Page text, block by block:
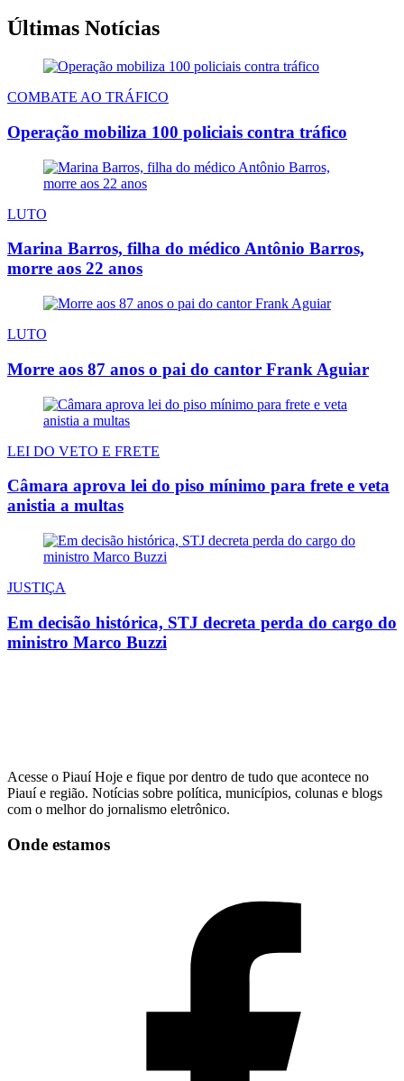
Últimas Notícias
COMBATE AO TRÁFICO
Operação mobiliza 100 policiais contra tráfico
LUTO
Marina Barros, filha do médico Antônio Barros,
morre aos 22 anos
LUTO
Morre aos 87 anos o pai do cantor Frank Aguiar
LEI DO VETO E FRETE
Câmara aprova lei do piso mínimo para frete e veta
anistia a multas
JUSTIÇA
Em decisão histórica, STJ decreta perda do cargo do
ministro Marco Buzzi
Acesse o Piauí Hoje e fique por dentro de tudo que acontece no
Piauí e região. Notícias sobre política, municípios, colunas e blogs
com o melhor do jornalismo eletrônico.
Onde estamos